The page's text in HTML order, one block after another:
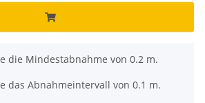
die Mindestabnahme von 0.2 m.
das Abnahmeintervall von 0.1 m.